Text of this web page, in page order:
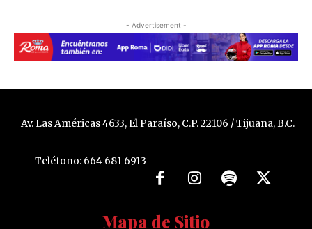
- Advertisement -
Av. Las Américas 4633, El Paraíso, C.P. 22106 / Tijuana, B.C.
Teléfono: 664 681 6913
Mapa de Sitio